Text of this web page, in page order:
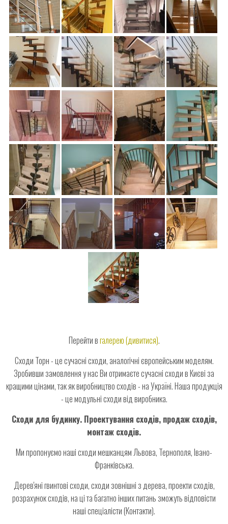
Перейти вгалерею(дивитися).
Сходи Торн - це сучасні сходи, аналогічні європейським моделям.
Зробивши замовлення у нас Ви отримаєте сучасні сходи в Києві за
кращими цінами, так як виробництво сходів - на Україні. Наша продукція
- це модульні сходи від виробника.
Сходи для будинку. Проектування сходів, продаж сходів,
монтаж сходів.
Ми пропонуємо наші сходи мешканцям Львова, Тернополя, Івано-
Франківська.
Дерев'яні гвинтові сходи, сходи зовнішні з дерева, проекти сходів,
розрахунок сходів, на ці та багатно інших питань зможуть відповісти
наші спеціалісти (Контакти).